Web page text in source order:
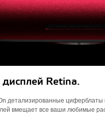
Retina.
детализированные
вмещает все ваши любимые